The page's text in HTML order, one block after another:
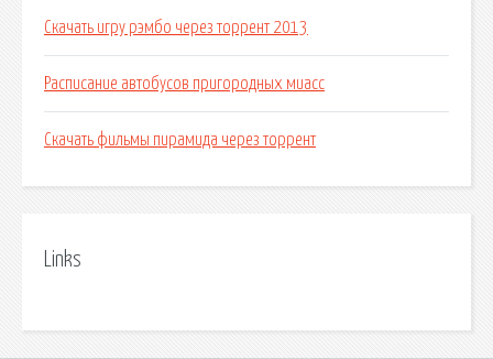
Скачать игру рэмбо через торрент 2013
Расписание автобусов пригородных миасс
Скачать фильмы пирамида через торрент
Links